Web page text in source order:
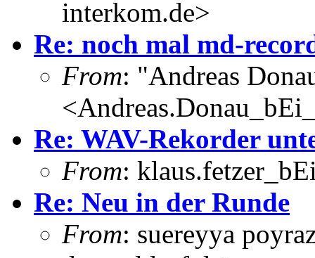
interkom.de>
Re: noch mal md-
From: "Andreas
Re: WAV-Rekorder
From:
Re: Neu in der Runde
From: suereyya